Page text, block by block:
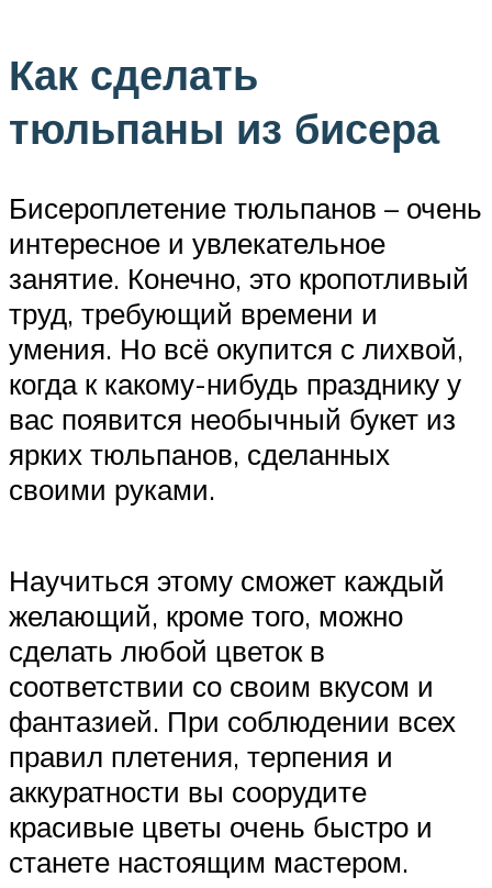
Как сделать
тюльпаны из бисера
Бисероплетение тюльпанов – очень
интересное и увлекательное
занятие. Конечно, это кропотливый
труд, требующий времени и
умения. Но всё окупится с лихвой,
когда к какому-нибудь празднику у
вас появится необычный букет из
ярких тюльпанов, сделанных
своими руками.
Научиться этому сможет каждый
желающий, кроме того, можно
сделать любой цветок в
соответствии со своим вкусом и
фантазией. При соблюдении всех
правил плетения, терпения и
аккуратности вы соорудите
красивые цветы очень быстро и
станете настоящим мастером.